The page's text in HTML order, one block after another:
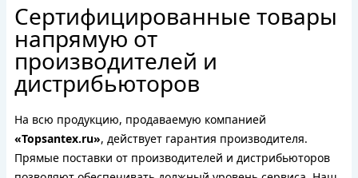
Сертифицированные товары
напрямую от
производителей и
дистрибьюторов
На всю продукцию, продаваемую компанией
«Topsantex.ru», действует гарантия производителя.
Прямые поставки от производителей и дистрибьюторов